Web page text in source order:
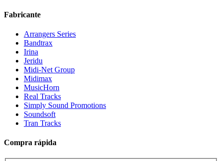
Fabricante
Arrangers Series
Bandtrax
Irina
Jeridu
Midi-Net Group
Midimax
MusicHorn
Real Tracks
Simply Sound Promotions
Soundsoft
Tran Tracks
Compra rápida